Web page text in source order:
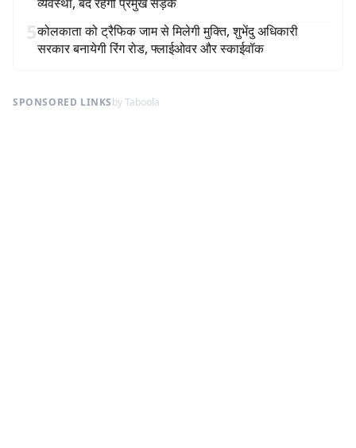
5कोलकाता को ट्रैफिक जाम से मिलेगी मुक्ति, शुभेंदु अधिकारी
सरकार बनायेगी रिंग रोड, फ्लाईओवर और स्काईवॉक
SPONSORED LINKSby Taboola